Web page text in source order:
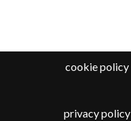
cookie policy
privacy policy